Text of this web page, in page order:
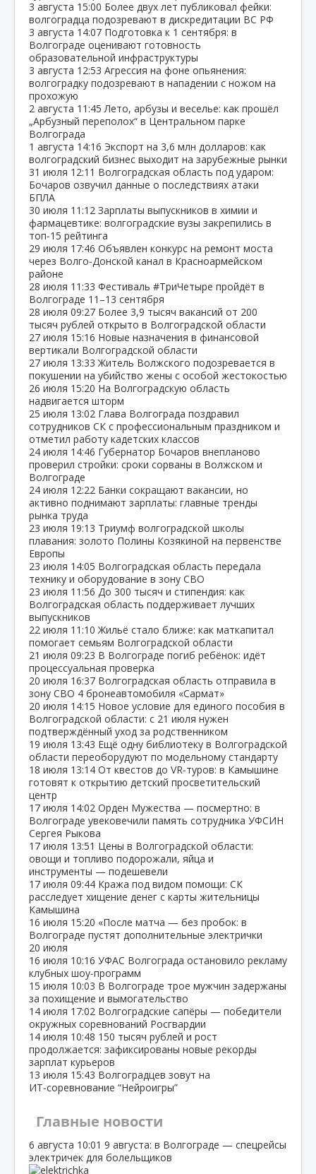
3 августа 15:00 Более двух лет публиковал фейки:
волгоградца подозревают в дискредитации ВС РФ
3 августа 14:07 Подготовка к 1 сентября: в
Волгограде оценивают готовность
образовательной инфраструктуры
3 августа 12:53 Агрессия на фоне опьянения:
волгоградку подозревают в нападении с ножом на
прохожую
2 августа 11:45 Лето, арбузы и веселье: как прошёл
„Арбузный переполох“ в Центральном парке
Волгограда
1 августа 14:16 Экспорт на 3,6 млн долларов: как
волгоградский бизнес выходит на зарубежные рынки
31 июля 12:11 Волгоградская область под ударом:
Бочаров озвучил данные о последствиях атаки
БПЛА
30 июля 11:12 Зарплаты выпускников в химии и
фармацевтике: волгоградские вузы закрепились в
топ‑15 рейтинга
29 июля 17:46 Объявлен конкурс на ремонт моста
через Волго‑Донской канал в Красноармейском
районе
28 июля 11:33 Фестиваль #ТриЧетыре пройдёт в
Волгограде 11–13 сентября
28 июля 09:27 Более 3,9 тысяч вакансий от 200
тысяч рублей открыто в Волгоградской области
27 июля 15:16 Новые назначения в финансовой
вертикали Волгоградской области
27 июля 13:33 Житель Волжского подозревается в
покушении на убийство жены с особой жестокостью
26 июля 15:20 На Волгоградскую область
надвигается шторм
25 июля 13:02 Глава Волгограда поздравил
сотрудников СК с профессиональным праздником и
отметил работу кадетских классов
24 июля 14:46 Губернатор Бочаров внепланово
проверил стройки: сроки сорваны в Волжском и
Волгограде
24 июля 12:22 Банки сокращают вакансии, но
активно поднимают зарплаты: главные тренды
рынка труда
23 июля 19:13 Триумф волгоградской школы
плавания: золото Полины Козякиной на первенстве
Европы
23 июля 14:05 Волгоградская область передала
технику и оборудование в зону СВО
23 июля 11:56 До 300 тысяч и стипендия: как
Волгоградская область поддерживает лучших
выпускников
22 июля 11:10 Жильё стало ближе: как маткапитал
помогает семьям Волгоградской области
21 июля 09:23 В Волгограде погиб ребёнок: идёт
процессуальная проверка
20 июля 16:37 Волгоградская область отправила в
зону СВО 4 бронеавтомобиля «Сармат»
20 июля 14:15 Новое условие для единого пособия в
Волгоградской области: с 21 июля нужен
подтверждённый уход за родственником
19 июля 13:43 Ещё одну библиотеку в Волгоградской
области переоборудуют по модельному стандарту
18 июля 13:14 От квестов до VR‑туров: в Камышине
готовят к открытию детский просветительский
центр
17 июля 14:02 Орден Мужества — посмертно: в
Волгограде увековечили память сотрудника УФСИН
Сергея Рыкова
17 июля 13:51 Цены в Волгоградской области:
овощи и топливо подорожали, яйца и
инструменты — подешевели
17 июля 09:44 Кража под видом помощи: СК
расследует хищение денег с карты жительницы
Камышина
16 июля 15:20 «После матча — без пробок: в
Волгограде пустят дополнительные электрички
20 июля
16 июля 10:16 УФАС Волгограда остановило рекламу
клубных шоу‑программ
15 июля 10:03 В Волгограде трое мужчин задержаны
за похищение и вымогательство
14 июля 17:02 Волгоградские сапёры — победители
окружных соревнований Росгвардии
14 июля 10:48 150 тысяч рублей и рост
продолжается: зафиксированы новые рекорды
зарплат курьеров
13 июля 15:43 Волгоградцев зовут на
ИТ‑соревнование “Нейроигры”
Главные новости
6 августа 10:01 9 августа: в Волгограде — спецрейсы
электричек для болельщиков